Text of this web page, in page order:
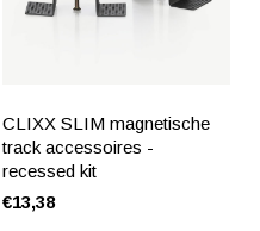
CLIXX SLIM magnetische
track accessoires -
recessed kit
€13,38